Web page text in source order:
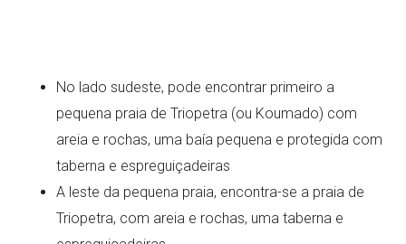
No lado sudeste, pode encontrar primeiro a
pequena praia de Triopetra (ou Koumado) com
areia e rochas, uma baía pequena e protegida com
taberna e espreguiçadeiras
A leste da pequena praia, encontra-se a praia de
Triopetra, com areia e rochas, uma taberna e